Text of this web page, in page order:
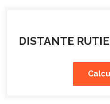
DISTANTE